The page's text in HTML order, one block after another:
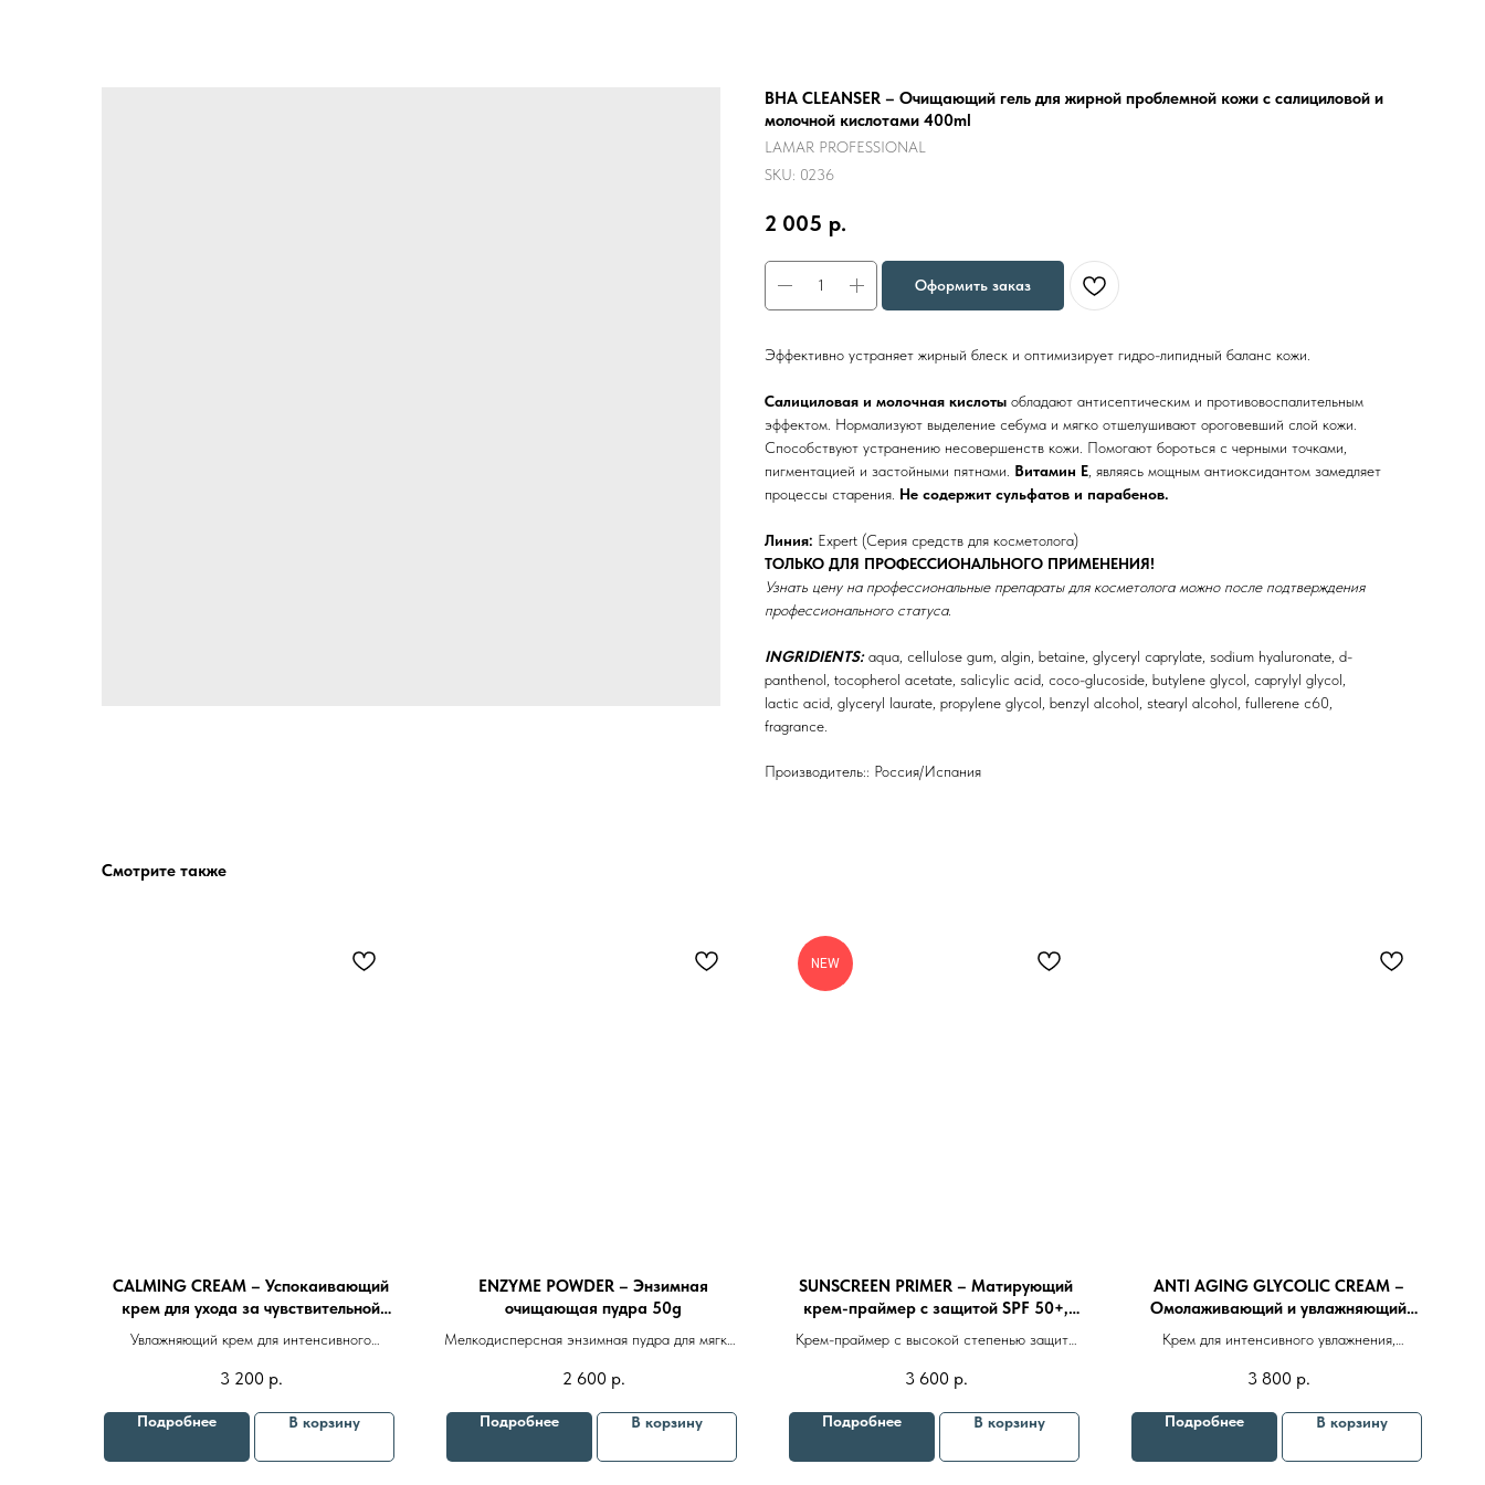
BHA CLEANSER – Очищающий гель для жирной проблемной кожи c салициловой и
молочной кислотами 400ml
LAMAR PROFESSIONAL
SKU: 0236
2 005 р.
Оформить заказ
Эффективно устраняет жирный блеск и оптимизирует гидро-липидный баланс кожи.
Салициловая и молочная кислоты обладают антисептическим и противовоспалительным
эффектом. Нормализуют выделение себума и мягко отшелушивают ороговевший слой кожи.
Способствуют устранению несовершенств кожи. Помогают бороться с черными точками,
пигментацией и застойными пятнами. Витамин Е , являясь мощным антиоксидантом замедляет
процессы старения. Не содержит сульфатов и парабенов.
Линия: Expert (Серия средств для косметолога)
ТОЛЬКО ДЛЯ ПРОФЕССИОНАЛЬНОГО ПРИМЕНЕНИЯ!
Узнать цену на профессиональные препараты для косметолога можно после подтверждения
профессионального статуса.
INGRIDIENTS:aqua, cellulose gum, algin, betaine, glyceryl caprylate, sodium hyaluronate, d-
panthenol, tocopherol acetate, salicylic acid, coco-glucoside, butylene glycol, caprylyl glycol,
lactic acid, glyceryl laurate, propylene glycol, benzyl alcohol, stearyl alcohol, fullerene c60,
fragrance.
Производитель:: Россия/Испания
Смотрите также
CALMING CREAM – Успокаивающий
крем для ухода за чувствительной
кожей 50ml
Увлажняющий крем для интенсивного
чувствительной, склонной к раздражениям и
покраснениям кожи
3 200 р.
Подробнее В корзину
ENZYME POWDER – Энзимная
очищающая пудра 50g
Мелкодисперсная энзимная пудра для мягкой
2 600 р.
Подробнее В корзину
NEW
SUNSCREEN PRIMER – Матирующий
крем-праймер с защитой SPF 50+,
50ml
Крем-праймер с высокой степенью защиты
выравнивания тона кожи и антиоксидантным
действием
3 600 р.
Подробнее В корзину
ANTI AGING GLYCOLIC CREAM –
Омолаживающий и увлажняющий
крем с гликолевой кислотой 50ml
Крем для интенсивного увлажнения,
3 800 р.
Подробнее В корзину
Бренды Профессиональная косметика Препараты косметолога Доставка